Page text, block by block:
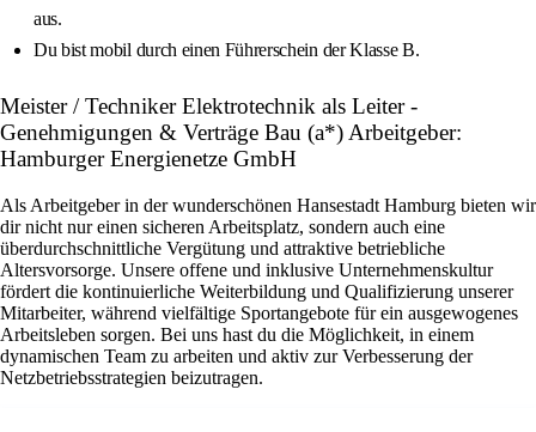
aus.
Du bist mobil durch einen Führerschein der Klasse B.
Meister / Techniker Elektrotechnik als Leiter -
Genehmigungen & Verträge Bau (a*) Arbeitgeber:
Hamburger Energienetze GmbH
Als Arbeitgeber in der wunderschönen Hansestadt Hamburg bieten wir
dir nicht nur einen sicheren Arbeitsplatz, sondern auch eine
überdurchschnittliche Vergütung und attraktive betriebliche
Altersvorsorge. Unsere offene und inklusive Unternehmenskultur
fördert die kontinuierliche Weiterbildung und Qualifizierung unserer
Mitarbeiter, während vielfältige Sportangebote für ein ausgewogenes
Arbeitsleben sorgen. Bei uns hast du die Möglichkeit, in einem
dynamischen Team zu arbeiten und aktiv zur Verbesserung der
Netzbetriebsstrategien beizutragen.